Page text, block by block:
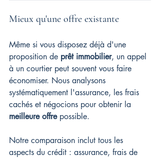
Mieux qu'une offre existante
Même si vous disposez déjà d'une
proposition de prêt immobilier, un appel
à un courtier peut souvent vous faire
économiser. Nous analysons
systématiquement l'assurance, les frais
cachés et négocions pour obtenir la
meilleure offre possible.
Notre comparaison inclut tous les
aspects du crédit : assurance, frais de